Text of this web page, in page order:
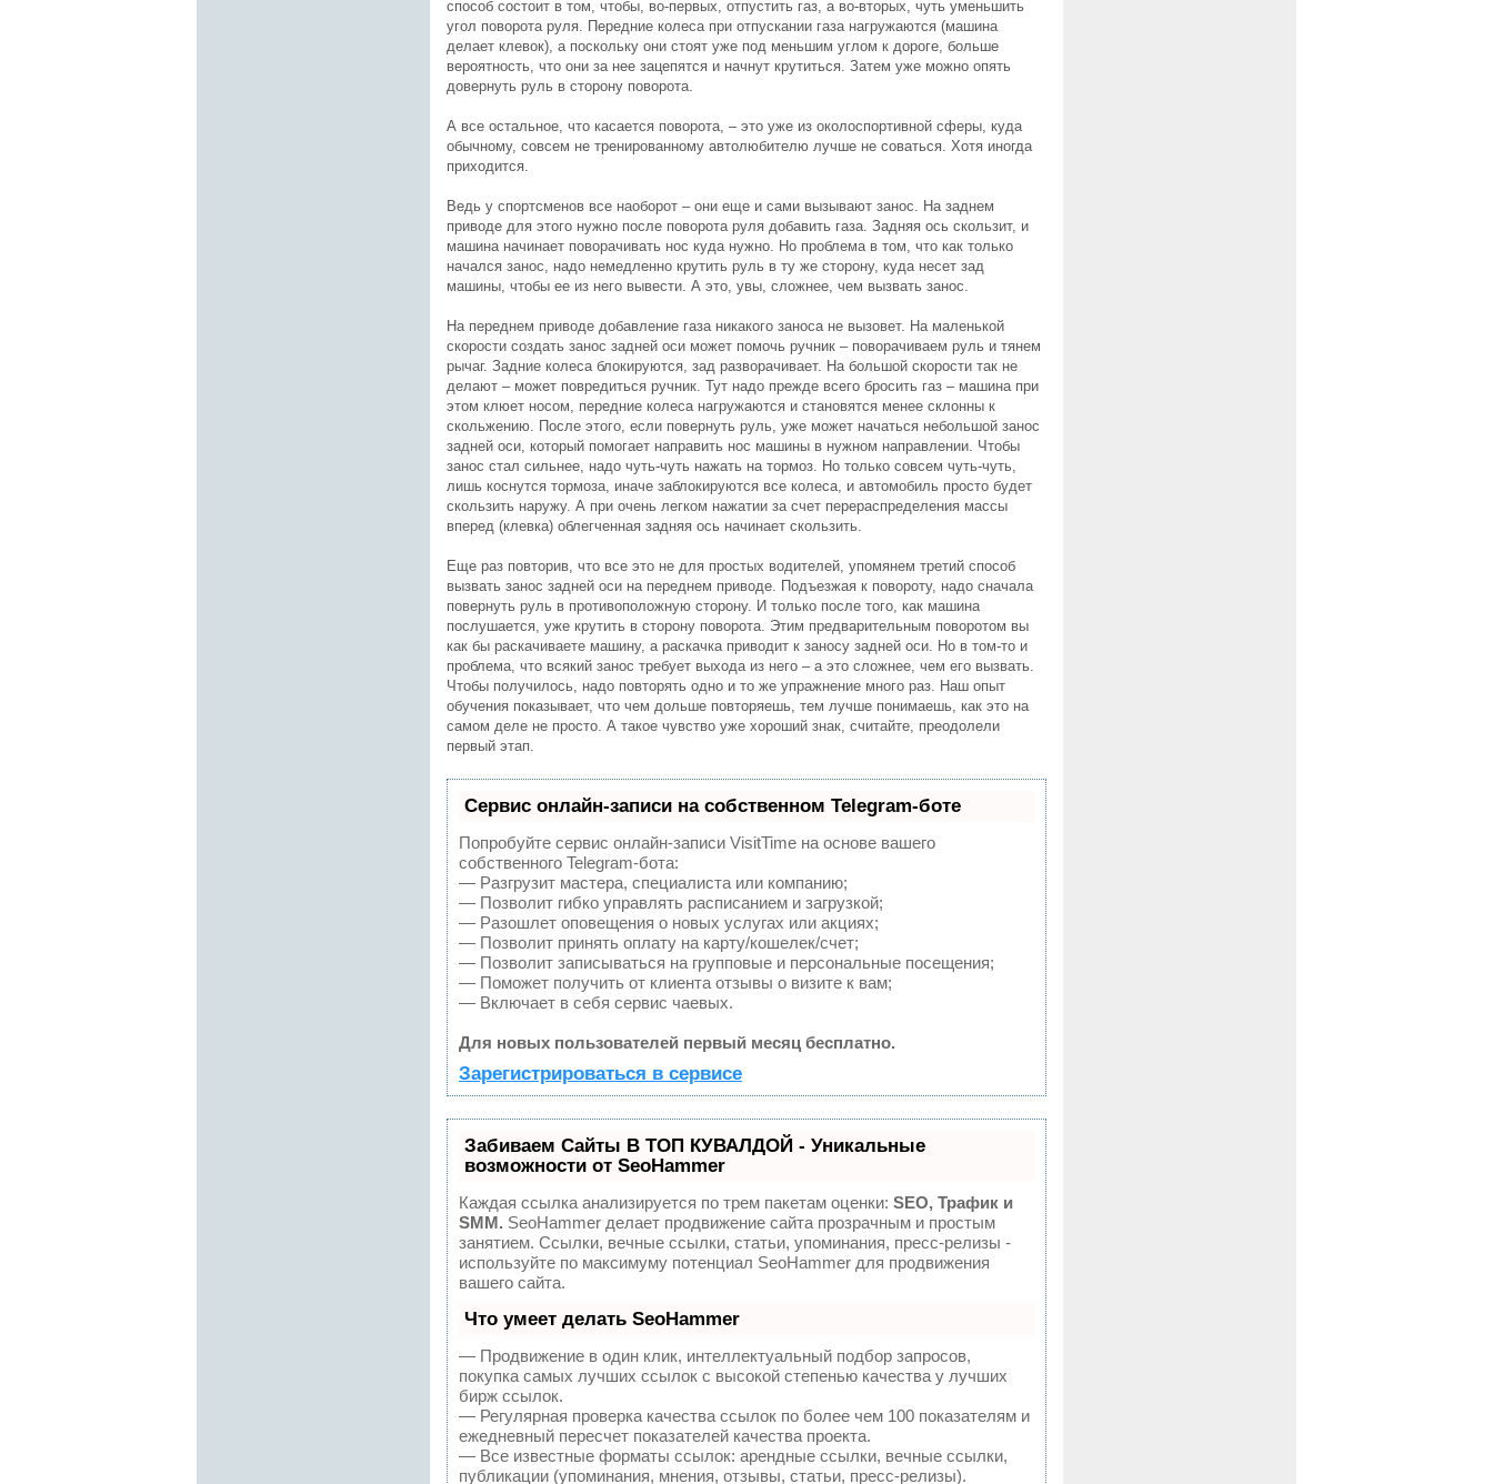
способ состоит в том, чтобы, во-первых, отпустить газ, а во-вторых, чуть уменьшить
угол поворота руля. Передние колеса при отпускании газа нагружаются (машина
делает клевок), а поскольку они стоят уже под меньшим углом к дороге, больше
вероятность, что они за нее зацепятся и начнут крутиться. Затем уже можно опять
довернуть руль в сторону поворота.
А все остальное, что касается поворота, – это уже из околоспортивной сферы, куда
обычному, совсем не тренированному автолюбителю лучше не соваться. Хотя иногда
приходится.
Ведь у спортсменов все наоборот – они еще и сами вызывают занос. На заднем
приводе для этого нужно после поворота руля добавить газа. Задняя ось скользит, и
машина начинает поворачивать нос куда нужно. Но проблема в том, что как только
начался занос, надо немедленно крутить руль в ту же сторону, куда несет зад
машины, чтобы ее из него вывести. А это, увы, сложнее, чем вызвать занос.
На переднем приводе добавление газа никакого заноса не вызовет. На маленькой
скорости создать занос задней оси может помочь ручник – поворачиваем руль и тянем
рычаг. Задние колеса блокируются, зад разворачивает. На большой скорости так не
делают – может повредиться ручник. Тут надо прежде всего бросить газ – машина при
этом клюет носом, передние колеса нагружаются и становятся менее склонны к
скольжению. После этого, если повернуть руль, уже может начаться небольшой занос
задней оси, который помогает направить нос машины в нужном направлении. Чтобы
занос стал сильнее, надо чуть-чуть нажать на тормоз. Но только совсем чуть-чуть,
лишь коснутся тормоза, иначе заблокируются все колеса, и автомобиль просто будет
скользить наружу. А при очень легком нажатии за счет перераспределения массы
вперед (клевка) облегченная задняя ось начинает скользить.
Еще раз повторив, что все это не для простых водителей, упомянем третий способ
вызвать занос задней оси на переднем приводе. Подъезжая к повороту, надо сначала
повернуть руль в противоположную сторону. И только после того, как машина
послушается, уже крутить в сторону поворота. Этим предварительным поворотом вы
как бы раскачиваете машину, а раскачка приводит к заносу задней оси. Но в том-то и
проблема, что всякий занос требует выхода из него – а это сложнее, чем его вызвать.
Чтобы получилось, надо повторять одно и то же упражнение много раз. Наш опыт
обучения показывает, что чем дольше повторяешь, тем лучше понимаешь, как это на
самом деле не просто. А такое чувство уже хороший знак, считайте, преодолели
первый этап.
Сервис онлайн-записи на собственном Telegram-боте
Попробуйте сервис онлайн-записи VisitTime на основе вашего
собственного Telegram-бота:
— Разгрузит мастера, специалиста или компанию;
— Позволит гибко управлять расписанием и загрузкой;
— Разошлет оповещения о новых услугах или акциях;
— Позволит принять оплату на карту/кошелек/счет;
— Позволит записываться на групповые и персональные посещения;
— Поможет получить от клиента отзывы о визите к вам;
— Включает в себя сервис чаевых.
Для новых пользователей первый месяц бесплатно.
Зарегистрироваться в сервисе
Забиваем Сайты В ТОП КУВАЛДОЙ - Уникальные
возможности от SeoHammer
Каждая ссылка анализируется по трем пакетам оценки: SEO, Трафик и
SMM. SeoHammer делает продвижение сайта прозрачным и простым
занятием. Ссылки, вечные ссылки, статьи, упоминания, пресс-релизы -
используйте по максимуму потенциал SeoHammer для продвижения
вашего сайта.
Что умеет делать SeoHammer
— Продвижение в один клик, интеллектуальный подбор запросов,
покупка самых лучших ссылок с высокой степенью качества у лучших
бирж ссылок.
— Регулярная проверка качества ссылок по более чем 100 показателям и
ежедневный пересчет показателей качества проекта.
— Все известные форматы ссылок: арендные ссылки, вечные ссылки,
публикации (упоминания, мнения, отзывы, статьи, пресс-релизы).